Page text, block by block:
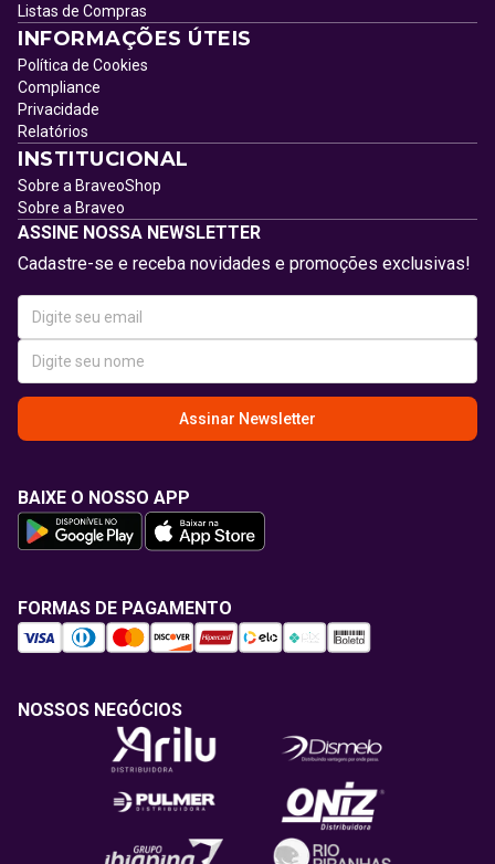
Listas de Compras
INFORMAÇÕES ÚTEIS
Política de Cookies
Compliance
Privacidade
Relatórios
INSTITUCIONAL
Sobre a BraveoShop
Sobre a Braveo
ASSINE NOSSA NEWSLETTER
Cadastre-se e receba novidades e promoções exclusivas!
Assinar Newsletter
BAIXE O NOSSO APP
FORMAS DE PAGAMENTO
NOSSOS NEGÓCIOS